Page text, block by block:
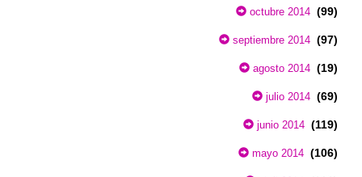
octubre 2014 (99)
septiembre 2014 (97)
agosto 2014 (19)
julio 2014 (69)
junio 2014 (119)
mayo 2014 (106)